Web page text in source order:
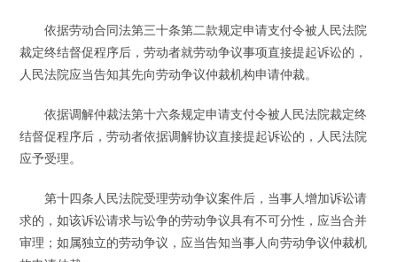
依据劳动合同法第三十条第二款规定申请支付令被人民法院
裁定终结督促程序后，劳动者就劳动争议事项直接提起诉讼的，
人民法院应当告知其先向劳动争议仲裁机构申请仲裁。
依据调解仲裁法第十六条规定申请支付令被人民法院裁定终
结督促程序后，劳动者依据调解协议直接提起诉讼的，人民法院
应予受理。
第十四条人民法院受理劳动争议案件后，当事人增加诉讼请
求的，如该诉讼请求与讼争的劳动争议具有不可分性，应当合并
审理；如属独立的劳动争议，应当告知当事人向劳动争议仲裁机